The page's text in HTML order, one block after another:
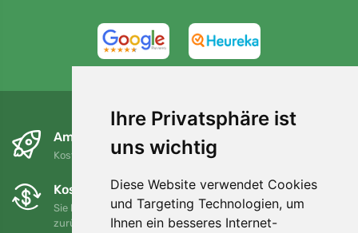
Ihre Privatsphäre ist
uns wichtig
Diese Website verwendet Cookies
und Targeting Technologien, um
Ihnen ein besseres Internet-
Am nächsten Tag und kostenlos
Kostenloser Versand für Bestellungen über 80 EUR
Kostenloser Umtausch und Rückgabe
Sie können Ihre Bestellung jederzeit innerhalb von 90 Tagen
zurückgeben oder umtauschen.